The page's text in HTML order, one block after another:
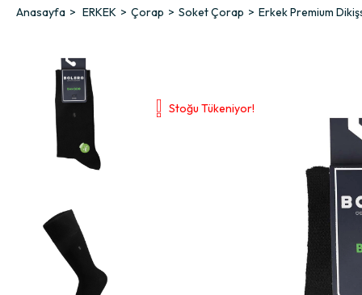
Anasayfa ERKEK Çorap Soket Çorap Erkek Premium
Stoğu Tükeniyor!